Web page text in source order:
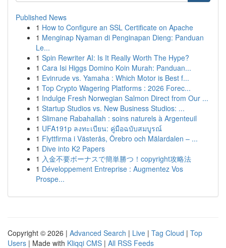
Published News
1 How to Configure an SSL Certificate on Apache
1 Menginap Nyaman di Penginapan Dieng: Panduan
Le...
1 Spin Rewriter AI: Is It Really Worth The Hype?
1 Cara Isi Higgs Domino Koin Murah: Panduan...
1 Evinrude vs. Yamaha : Which Motor is Best f...
1 Top Crypto Wagering Platforms : 2026 Forec...
1 Indulge Fresh Norwegian Salmon Direct from Our ...
1 Startup Studios vs. New Business Studios: ...
1 Slimane Rabahallah : soins naturels à Argenteuil
1 UFA191p ลงทะเบียน: คู่มือฉบับสมบูรณ์
1 Flyttfirma i Västerås, Örebro och Mälardalen – ...
1 Dive into K2 Papers
1 入金不要ボーナスで簡単勝つ！copyright攻略法
1 Développement Entreprise : Augmentez Vos
Prospe...
Copyright © 2026 | Advanced Search | Live | Tag Cloud | Top
Users | Made with Kliqqi CMS | All RSS Feeds